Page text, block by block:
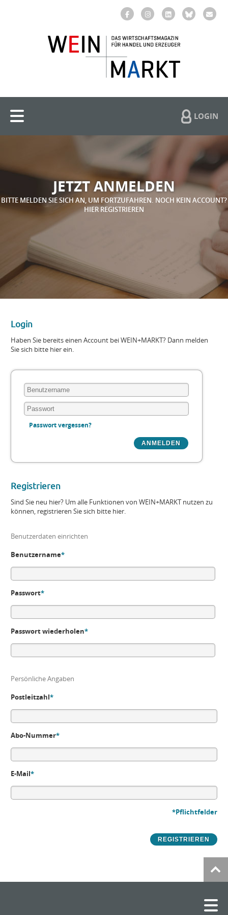
LOGIN
JETZT ANMELDEN
BITTE MELDEN SIE SICH AN, UM FORTZUFAHREN. NOCH KEIN ACCOUNT?
HIER REGISTRIEREN
Login
Haben Sie bereits einen Account bei WEIN+MARKT? Dann melden
Sie sich bitte hier ein.
Passwort vergessen?
Registrieren
Sind Sie neu hier? Um alle Funktionen von WEIN+MARKT nutzen zu
können, registrieren Sie sich bitte hier.
Benutzerdaten einrichten
Benutzername*
Passwort*
Passwort wiederholen*
Persönliche Angaben
Postleitzahl*
Abo-Nummer*
E-Mail*
*Pflichtfelder